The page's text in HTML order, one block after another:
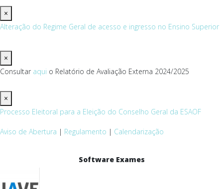
×
Alteração do Regime Geral de acesso e ingresso no Ensino Superior
×
Consultar aqui o Relatório de Avaliação Externa 2024/2025
×
Processo Eleitoral para a Eleição do Conselho Geral da ESAOF
Aviso de Abertura | Regulamento | Calendarização
Software Exames